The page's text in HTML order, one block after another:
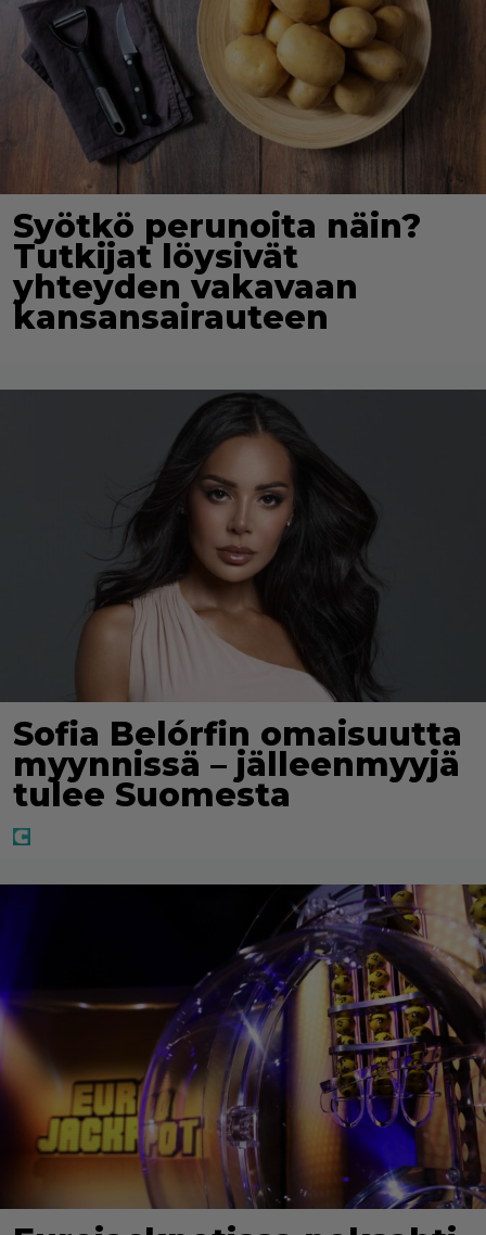
Syötkö perunoita näin?
Tutkijat löysivät
yhteyden vakavaan
kansansairauteen
Sofia Belórfin omaisuutta
myynnissä – jälleenmyyjä
tulee Suomesta